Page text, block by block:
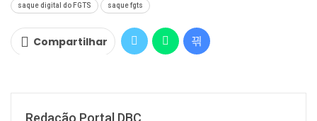
saque digital do FGTS saque fgts
Compartilhar
Redação Portal DBC